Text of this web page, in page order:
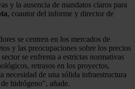
y la ausencia de mandatos claros para
, coautor del informe y director de
se centren en los mercados de
y las preocupaciones sobre los precios
se enfrenta a estrictas normativas
retrasos en los proyectos,
necesidad de una sólida infraestructura
hidrógeno", añade.